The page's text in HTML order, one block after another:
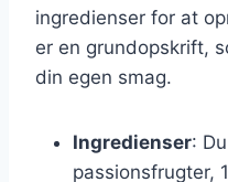
ingredienser for at
er en grundopskrift,
din egen smag.
Ingredienser:
passionsfrugter,